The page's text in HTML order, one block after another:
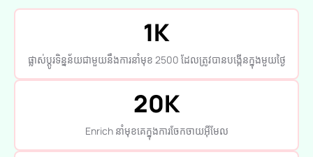
1K
ផ្លាស់ប្តូរទិន្នន័យជាមួយនឹងការនាំមុខ 2500 ដែលត្រូវបានបង្កើនក្នុងមួយថ្ងៃ
20K
Enrich នាំមុខគេក្នុងការចែកចាយអ៊ីមែល